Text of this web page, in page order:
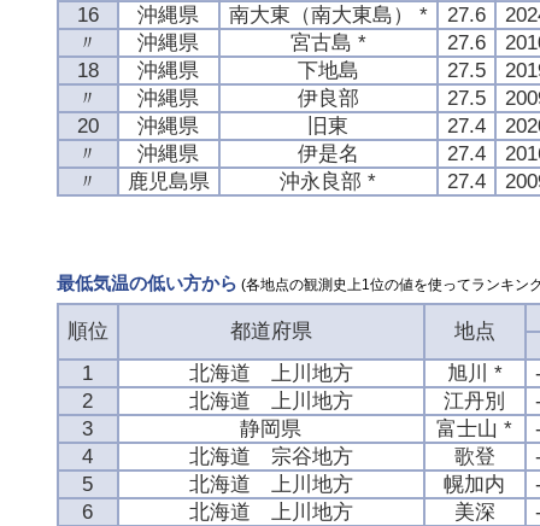
16
沖縄県 南大東（南大東島） * 27.6
〃
沖縄県 宮古島 * 27.6
18
沖縄県 下地島 27.5
〃
沖縄県 伊良部 27.5
20
沖縄県 旧東 27.4
〃
沖縄県 伊是名 27.4
〃
鹿児島県 沖永良部 * 27.4
最低気温の低い方から (各地点の観測史上1位の値を使ってランキン
順位 都道府県
地点
1
北海道 上川地方 旭川 *
2
北海道 上川地方 江丹別
3
静岡県 富士山 *
4
北海道 宗谷地方 歌登
5
北海道 上川地方 幌加内
6
北海道 上川地方 美深